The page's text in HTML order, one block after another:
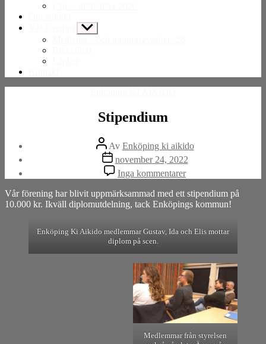
Visa
undermeny
Stipendium
Inläggsförfattare
Av Enköping ki aikido
Inläggsdatum
november 24, 2022
Inga kommentarertill
Stipendium
Vår förening har blivit uppmärksammad med ett stipendium på
10.000 kr. Ikväll diplomutdelning, tack Enköpings kommun!
Enköping Ki Aikido medlemmar Gustav, Ida och Elis mottar
diplom på scen.
Medlemmar från styrelsen